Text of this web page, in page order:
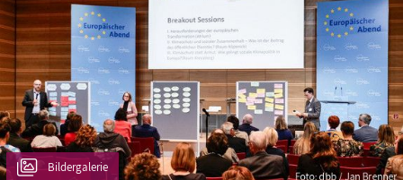
Bildergalerie